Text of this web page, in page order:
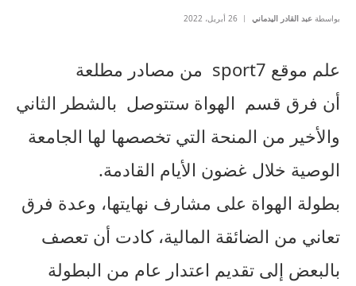
بواسطة عبد القادر اليدماني 26 أبريل، 2022
علم موقع sport7 من مصادر مطلعة
أن فرق قسم الهواة ستتوصل بالشطر الثاني
والأخير من المنحة التي تخصصها لها الجامعة
الوصية خلال غضون الأيام القادمة.
بطولة الهواة على مشارف نهايتها، وعدة فرق
تعاني من الضائقة المالية، كادت أن تعصف
بالبعض إلى تقديم اعتدار عام من البطولة